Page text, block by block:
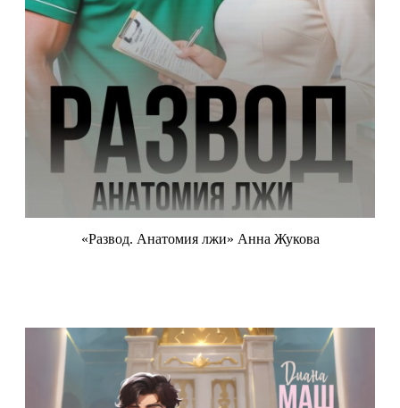
«Развод. Анатомия лжи» Анна Жукова